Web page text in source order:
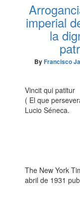
imperial
la
ByFrancisco
Vincit qui patitur
( El que
Lucio Séneca.
The New York
abril de 1931